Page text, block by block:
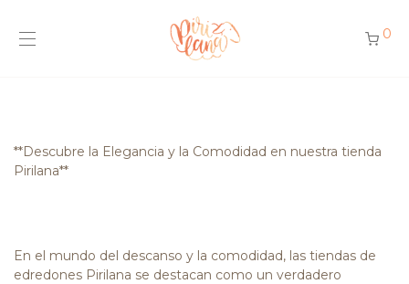
0
**Descubre la Elegancia y la Comodidad en nuestra tienda
Pirilana**
En el mundo del descanso y la comodidad, las tiendas de
edredones Pirilana se destacan como un verdadero